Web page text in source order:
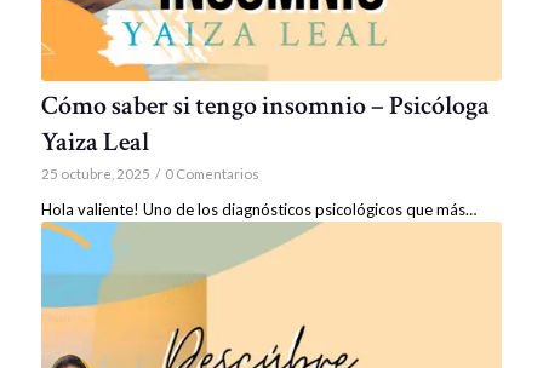
Cómo saber si tengo insomnio – Psicóloga
Yaiza Leal
25 octubre, 2025 / 0 Comentarios
Hola valiente! Uno de los diagnósticos psicológicos que más…